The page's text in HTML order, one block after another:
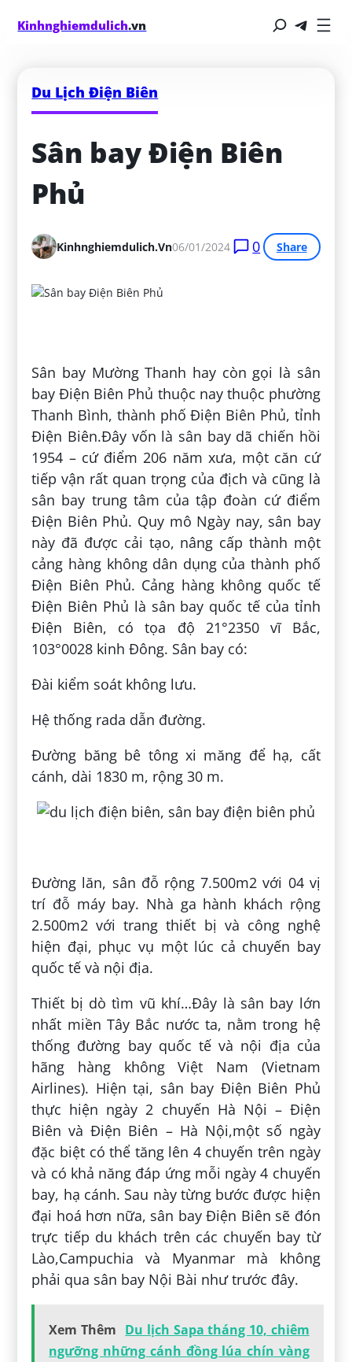
Kinhnghiemdulich.vn
Du Lịch Điện Biên
Sân bay Điện Biên
Phủ
Kinhnghiemdulich.vn06/01/2024 0 Share
Sân bay Mường Thanh hay còn gọi là sân
bay Điện Biên Phủ thuộc nay thuộc phường
Thanh Bình, thành phố Điện Biên Phủ, tỉnh
Điện Biên.Đây vốn là sân bay dã chiến hồi
1954 – cứ điểm 206 năm xưa, một căn cứ
tiếp vận rất quan trọng của địch và cũng là
sân bay trung tâm của tập đoàn cứ điểm
Điện Biên Phủ. Quy mô Ngày nay, sân bay
này đã được cải tạo, nâng cấp thành một
cảng hàng không dân dụng của thành phố
Điện Biên Phủ. Cảng hàng không quốc tế
Điện Biên Phủ là sân bay quốc tế của tỉnh
Điện Biên, có tọa độ 21°2350 vĩ Bắc,
103°0028 kinh Đông. Sân bay có:
Đài kiểm soát không lưu.
Hệ thống rada dẫn đường.
Đường băng bê tông xi măng để hạ, cất
cánh, dài 1830 m, rộng 30 m.
Đường lăn, sân đỗ rộng 7.500m2 với 04 vị
trí đỗ máy bay. Nhà ga hành khách rộng
2.500m2 với trang thiết bị và công nghệ
hiện đại, phục vụ một lúc cả chuyến bay
quốc tế và nội địa.
Thiết bị dò tìm vũ khí…Đây là sân bay lớn
nhất miền Tây Bắc nước ta, nằm trong hệ
thống đường bay quốc tế và nội địa của
hãng hàng không Việt Nam (Vietnam
Airlines). Hiện tại, sân bay Điện Biên Phủ
thực hiện ngày 2 chuyến Hà Nội – Điện
Biên và Điện Biên – Hà Nội,một số ngày
đặc biệt có thể tăng lên 4 chuyến trên ngày
và có khả năng đáp ứng mỗi ngày 4 chuyến
bay, hạ cánh. Sau này từng bước được hiện
đại hoá hơn nữa, sân bay Điện Biên sẽ đón
trực tiếp du khách trên các chuyến bay từ
Lào,Campuchia và Myanmar mà không
phải qua sân bay Nội Bài như trước đây.
Xem Thêm Du lịch Sapa tháng 10, chiêm
ngưỡng những cánh đồng lúa chín vàng